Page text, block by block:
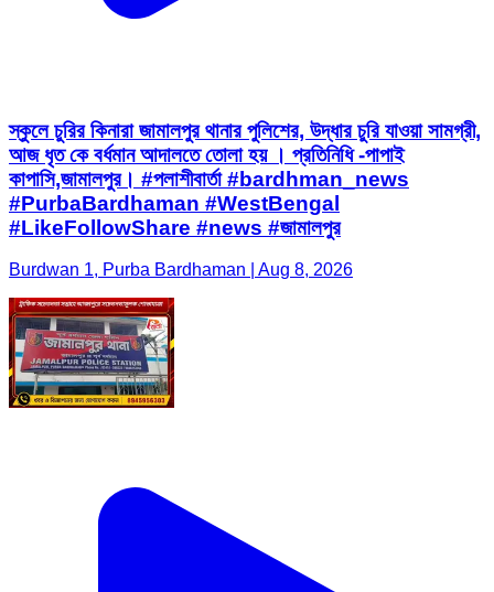
স্কুলে চুরির কিনারা জামালপুর থানার পুলিশের, উদ্ধার চুরি যাওয়া সামগ্রী,
আজ ধৃত কে বর্ধমান আদালতে তোলা হয় । প্রতিনিধি -পাপাই
কাপাসি,জামালপুর। #পলাশীবার্তা #bardhman_news
#PurbaBardhaman #WestBengal
#LikeFollowShare #news #জামালপুর
Burdwan 1, Purba Bardhaman | Aug 8, 2026